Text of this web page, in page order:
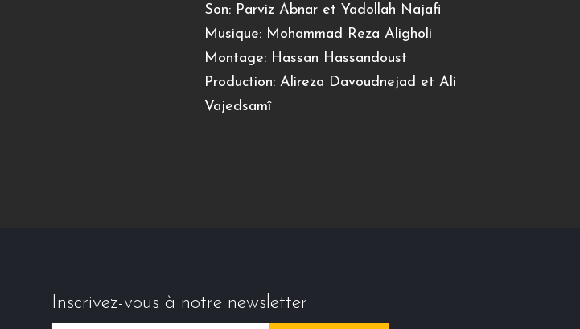
Son: Parviz Abnar et Yadollah Najafi
Musique: Mohammad Reza Aligholi
Montage: Hassan Hassandoust
Production: Alireza Davoudnejad et Ali
Vajedsamî
Inscrivez-vous à notre newsletter